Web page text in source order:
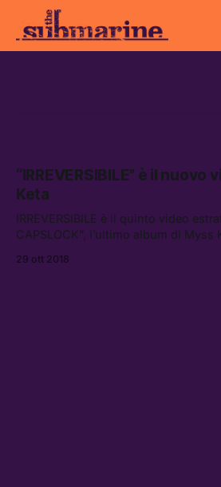
“IRREVERSIBILE” è il nuovo
Keta
IRREVERSIBILE è il quinto video
CAPSLOCK”, l’ultimo album di
29 ott 2018